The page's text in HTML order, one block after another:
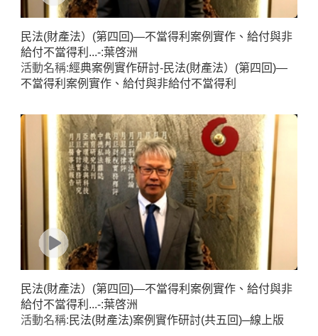
民法(財產法）(第四回)—不當得利案例實作、給付與非
給付不當得利...-:葉啓洲
活動名稱:經典案例實作研討-民法(財產法）(第四回)—
不當得利案例實作、給付與非給付不當得利
民法(財產法）(第四回)—不當得利案例實作、給付與非
給付不當得利...-:葉啓洲
活動名稱: 民法(財產法)案例實作研討(共五回)─線上版